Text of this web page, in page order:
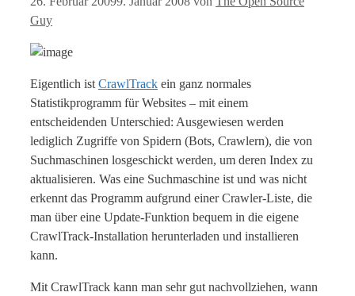
Guy
Eigentlich ist CrawlTrack ein ganz normales
Statistikprogramm für Websites – mit einem
entscheidenden Unterschied: Ausgewiesen werden
lediglich Zugriffe von Spidern (Bots, Crawlern), die von
Suchmaschinen losgeschickt werden, um deren Index zu
aktualisieren. Was eine Suchmaschine ist und was nicht
erkennt das Programm aufgrund einer Crawler-Liste, die
man über eine Update-Funktion bequem in die eigene
CrawlTrack-Installation herunterladen und installieren
kann.
Mit CrawlTrack kann man sehr gut nachvollziehen, wann